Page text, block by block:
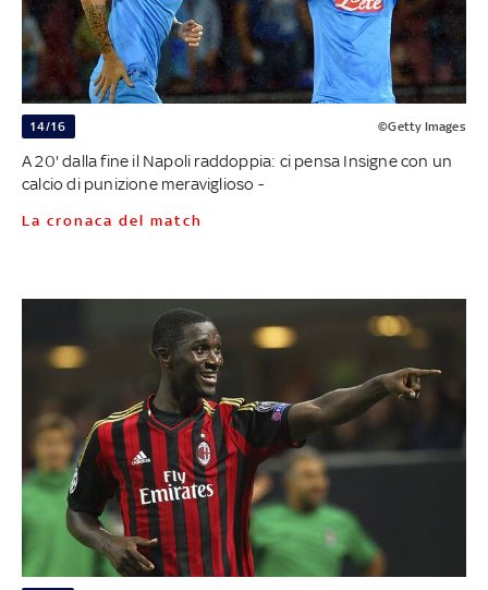
14/16 ©Getty Images
A 20' dalla fine il Napoli raddoppia: ci pensa Insigne con un
calcio di punizione meraviglioso -
La cronaca del match